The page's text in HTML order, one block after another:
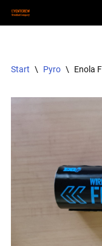
Start \ Pyro \ Enola